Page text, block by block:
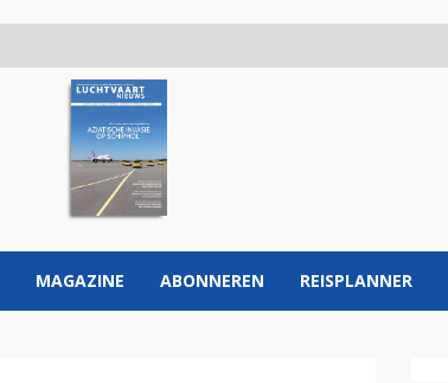
MAGAZINE ABONNEREN REISPLANNER